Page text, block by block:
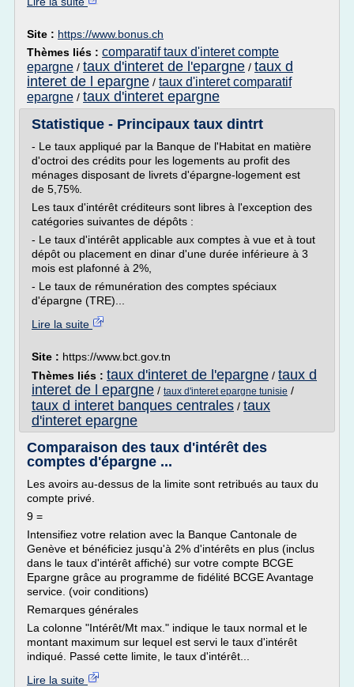
Site : https://www.bonus.ch
Thèmes liés : comparatif taux d'interet compte
epargne / taux d'interet de l'epargne / taux d
interet de l epargne / taux d'interet comparatif
epargne / taux d'interet epargne
Statistique - Principaux taux dintrt
- Le taux appliqué par la Banque de l'Habitat en matière
d'octroi des crédits pour les logements au profit des
ménages disposant de livrets d'épargne-logement est
de 5,75%.
Les taux d'intérêt créditeurs sont libres à l'exception des
catégories suivantes de dépôts :
- Le taux d'intérêt applicable aux comptes à vue et à tout
dépôt ou placement en dinar d'une durée inférieure à 3
mois est plafonné à 2%,
- Le taux de rémunération des comptes spéciaux
d'épargne (TRE)...
Lire la suite
Site : https://www.bct.gov.tn
Thèmes liés : taux d'interet de l'epargne / taux d
interet de l epargne / taux d'interet epargne tunisie /
taux d interet banques centrales / taux
d'interet epargne
Comparaison des taux d'intérêt des
comptes d'épargne ...
Les avoirs au-dessus de la limite sont retribués au taux du
compte privé.
9 =
Intensifiez votre relation avec la Banque Cantonale de
Genève et bénéficiez jusqu'à 2% d'intérêts en plus (inclus
dans le taux d'intérêt affiché) sur votre compte BCGE
Epargne grâce au programme de fidélité BCGE Avantage
service. (voir conditions)
Remarques générales
La colonne "Intérêt/Mt max." indique le taux normal et le
montant maximum sur lequel est servi le taux d'intérêt
indiqué. Passé cette limite, le taux d'intérêt...
Lire la suite